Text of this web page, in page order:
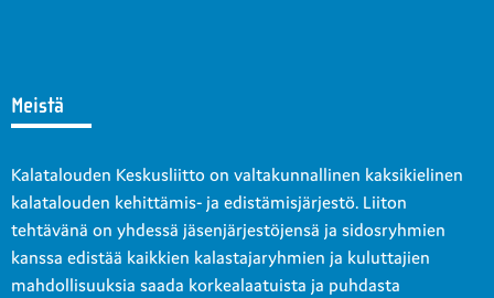
Meistä
Kalatalouden Keskusliitto on valtakunnallinen kaksikielinen
kalatalouden kehittämis- ja edistämisjärjestö. Liiton
tehtävänä on yhdessä jäsenjärjestöjensä ja sidosryhmien
kanssa edistää kaikkien kalastajaryhmien ja kuluttajien
mahdollisuuksia saada korkealaatuista ja puhdasta